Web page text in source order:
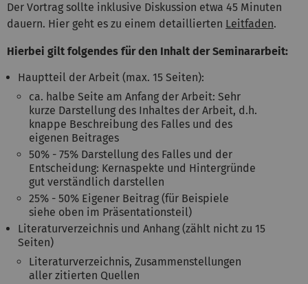
Der Vortrag sollte inklusive Diskussion etwa 45 Minuten
dauern. Hier geht es zu einem detaillierten Leitfaden.
Hierbei gilt folgendes für den Inhalt der Seminararbeit:
Hauptteil der Arbeit (max. 15 Seiten):
ca. halbe Seite am Anfang der Arbeit: Sehr
kurze Darstellung des Inhaltes der Arbeit, d.h.
knappe Beschreibung des Falles und des
eigenen Beitrages
50% - 75% Darstellung des Falles und der
Entscheidung: Kernaspekte und Hintergründe
gut verständlich darstellen
25% - 50% Eigener Beitrag (für Beispiele
siehe oben im Präsentationsteil)
Literaturverzeichnis und Anhang (zählt nicht zu 15
Seiten)
Literaturverzeichnis, Zusammenstellungen
aller zitierten Quellen